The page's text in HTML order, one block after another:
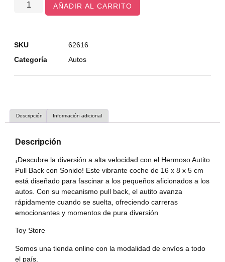
AÑADIR AL CARRITO
SKU
62616
Categoría
Autos
Descripción Información adicional
Descripción
¡Descubre la diversión a alta velocidad con el Hermoso Autito
Pull Back con Sonido! Este vibrante coche de 16 x 8 x 5 cm
está diseñado para fascinar a los pequeños aficionados a los
autos. Con su mecanismo pull back, el autito avanza
rápidamente cuando se suelta, ofreciendo carreras
emocionantes y momentos de pura diversión
Toy Store
Somos una tienda online con la modalidad de envíos a todo
el país.